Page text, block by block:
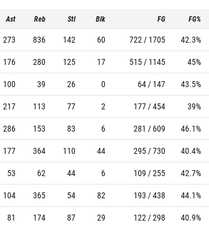
Ast Reb Stl Blk FG FG%
273 836 142 60 722 / 1705 42.3%
176 280 125 17 515 / 1145 45%
100 39 26 0 64 / 147 43.5%
217 113 77 2 177 / 454 39%
286 153 83 6 281 / 609 46.1%
177 364 110 44 295 / 730 40.4%
53 62 44 6 109 / 255 42.7%
104 365 54 82 193 / 438 44.1%
81 174 87 29 122 / 298 40.9%